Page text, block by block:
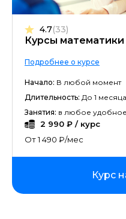
Курсы
4.7(33)
Подробнее о курсе
Начало: В любой момент
Длительность: До 1 месяца
Занятия: в любое
2 990 ₽ / курс
От 1 490 ₽/мес
Курс